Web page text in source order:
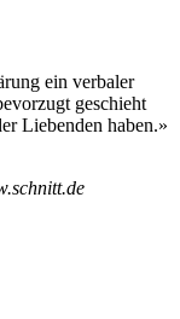
ein verbaler
geschieht
Liebenden haben.»